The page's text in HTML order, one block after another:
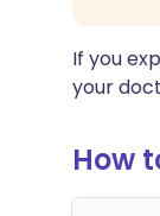
If you
your
How